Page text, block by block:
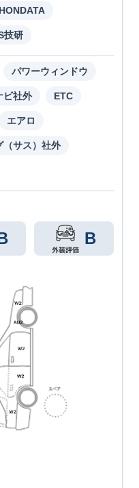
技研
パワーウィンドウ
ビ社外 ETC
エアロ
（サス）社外
B